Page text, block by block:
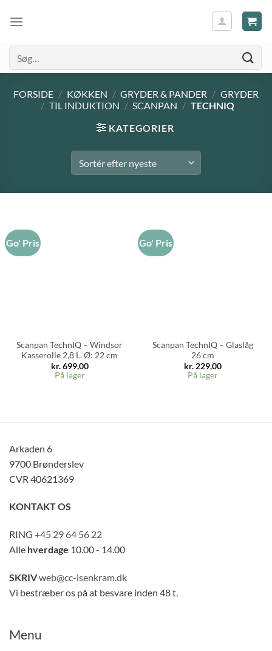
efter:
FORSIDE / KØKKEN / GRYDER & PANDER / GRYDER
/ TIL INDUKTION / SCANPAN / TECHNIQ
KATEGORIER
Go' Pris
Scanpan TechnIQ – Windsor
Kasserolle 2,8 L. Ø: 22 cm
kr.699,00
På lager
Go' Pris
Scanpan TechnIQ – Glaslåg
26 cm
kr.229,00
På lager
Arkaden 6
9700 Brønderslev
CVR 40621369
KONTAKT OS
RING +45 29 64 56 22
Alle hverdage 10.00 - 14.00
SKRIVweb@cc-isenkram.dk
Vi bestræber os på at besvare inden 48 t.
Menu